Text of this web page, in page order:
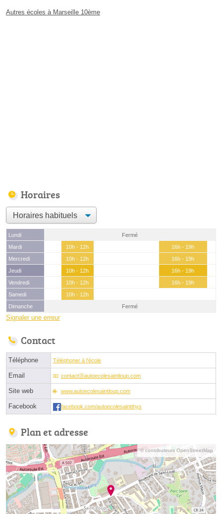
Autres écoles à Marseille 10ème
Horaires
Lundi
Fermé
Mardi
10h - 12h
16h - 19h
Mercredi
10h - 12h
16h - 19h
Jeudi
10h - 12h
16h - 19h
Vendredi
10h - 12h
16h - 19h
Samedi
10h - 12h
Dimanche
Fermé
Signaler une erreur
Contact
Téléphone Téléphoner à l'école
Email contactⓐautoecolesaintloup.com
Site web www.autoecolesaintloup.com
Facebook facebook.com/autoecolesaintthys
Plan et adresse
© contributeurs OpenStreetMap